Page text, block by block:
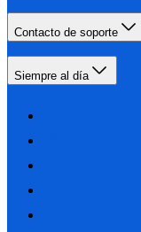
Contacto de soporte
Siempre al día